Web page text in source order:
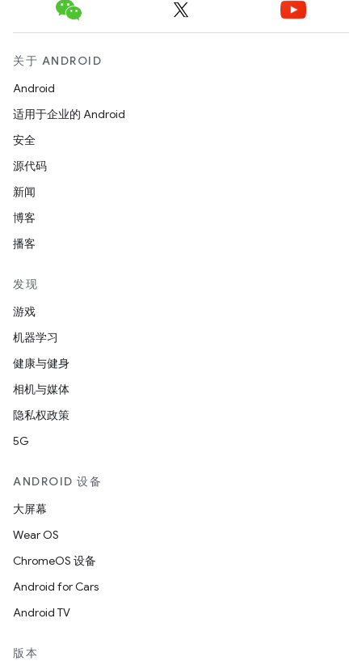
关于 ANDROID
Android
适用于企业的 Android
安全
源代码
新闻
博客
播客
发现
游戏
机器学习
健康与健身
相机与媒体
隐私权政策
5G
ANDROID 设备
大屏幕
Wear OS
ChromeOS 设备
Android for Cars
Android TV
版本